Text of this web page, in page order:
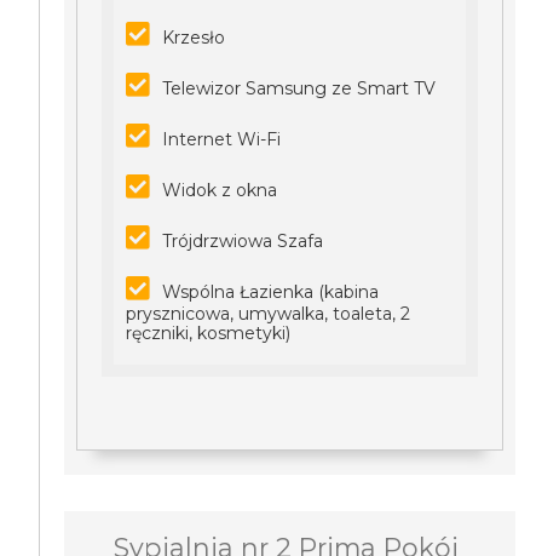
Krzesło
Telewizor Samsung ze Smart TV
Internet Wi-Fi
Widok z okna
Trójdrzwiowa Szafa
Wspólna Łazienka (kabina
prysznicowa, umywalka, toaleta, 2
ręczniki, kosmetyki)
Sypialnia nr 2 Prima Pokój